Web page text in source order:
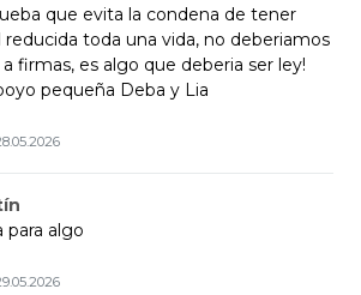
que evita la condena de tener
reducida toda una vida, no deberiamos
firmas, es algo que deberia ser ley!
pequeña Deba y Lia
para algo